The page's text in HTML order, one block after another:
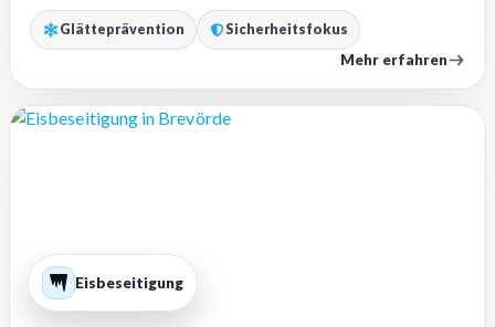
Glätteprävention Sicherheitsfokus
Mehr erfahren
Eisbeseitigung